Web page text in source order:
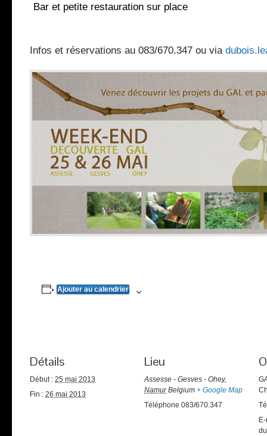
Bar et petite restauration sur place
Infos et réservations au 083/670.347 ou via
Ajouter au calendrier
Détails
Début : 25 mai 2013
Fin : 26 mai 2013
Lieu
Assesse - Gesves - Ohey,
Namur Belgium + Google Map
Téléphone 083/670.347